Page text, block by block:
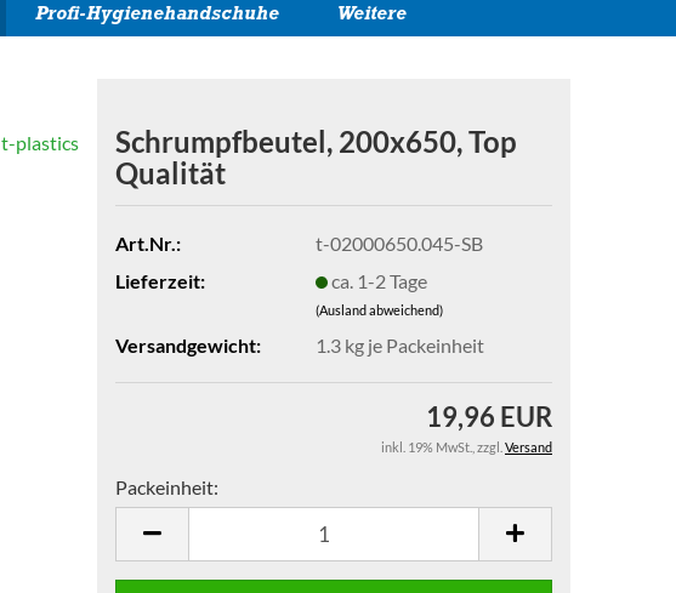
Profi-Hygienehandschuhe Weitere
t-plastics
Schrumpfbeutel, 200x650, Top
Qualität
Art.Nr.:
t-02000650.045-SB
Lieferzeit:
ca. 1-2 Tage
(Ausland abweichend)
Versandgewicht: 1.3 kg je Packeinheit
19,96 EUR
inkl. 19% MwSt. zzgl. Versand
Packeinheit:
Packeinheit